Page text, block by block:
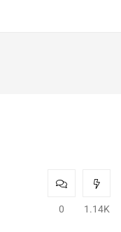
0 1.14K